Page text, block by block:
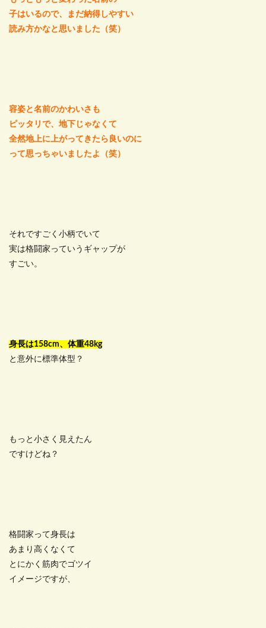
子はいるので、まだ納得しやすい
読み方かなと思いました（笑）
容姿と名前のかわいさも
ピッタリで、地下じゃなくて
全然地上に上がってきたら良いのに
って思っちゃいましたよ（笑）
それですごく小柄でいて
実は格闘家っていうギャップが
すごい。
身長は158cm、体重48kg
と意外に標準体型？
もっと小さく見えたん
ですけどね？
格闘家って身長は
あまり高くなくて
とにかく筋肉でゴツイ
イメージですが、